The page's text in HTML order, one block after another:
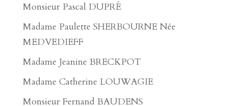
Monsieur Pascal DUPRÉ
Madame Paulette SHERBOURNE Née
MEDVEDIEFF
Madame Jeanine BRECKPOT
Madame Catherine LOUWAGIE
Monsieur Fernand BAUDENS